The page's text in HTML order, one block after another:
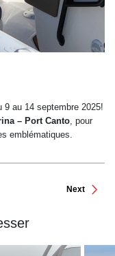
9 au 14 septembre 2025!
– Port Canto , pour
emblématiques.
Next